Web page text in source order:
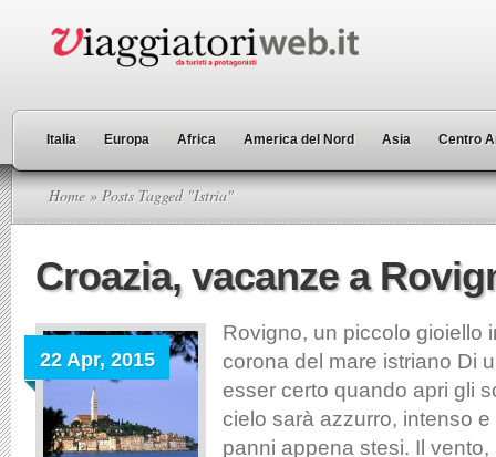
Italia Europa Africa America del Nord Asia Centro
Home » Posts Tagged "Istria"
Croazia, vacanze a
22 Apr, 2015
Rovigno, un piccolo gioiello
corona del mare istriano Di
esser certo quando apri gli
cielo sarà azzurro, intenso
panni appena stesi. Il vento,